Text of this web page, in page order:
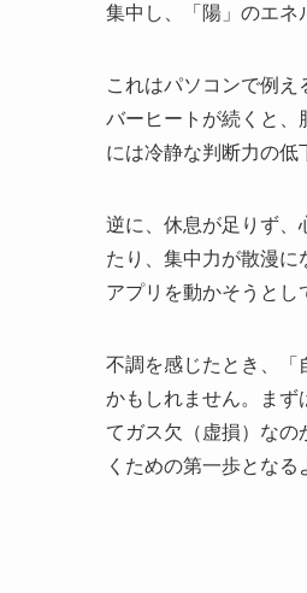
集中し、「陽」のエネ
これはパソコンで例
バーヒートが続くと、
には冷静な判断力の低
逆に、休息が足りず、
たり、集中力が散漫に
アプリを動かそうとし
不調を感じたとき、「
かもしれません。まず
てガス欠（虚損）な
くための第一歩となる